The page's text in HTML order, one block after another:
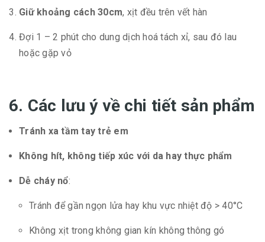
Giữ khoảng cách 30cm, xịt đều trên vết hàn
Đợi 1 – 2 phút cho dung dịch hoá tách xỉ, sau đó lau
hoặc gặp vỏ
6. Các lưu ý về chi tiết sản phẩm
Tránh xa tầm tay trẻ em
Không hít, không tiếp xúc với da hay thực phẩm
Dễ cháy nổ:
Tránh để gần ngọn lửa hay khu vực nhiệt độ > 40°C
Không xịt trong không gian kín không thông gó